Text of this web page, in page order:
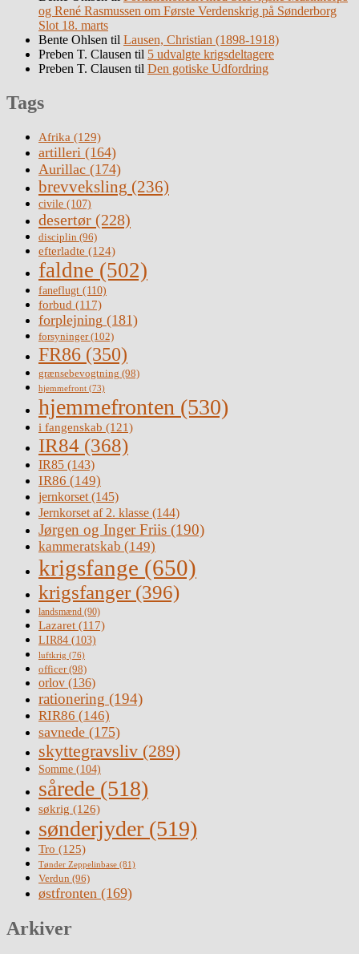
og René Rasmussen om Første Verdenskrig på Sønderborg
Slot 18. marts
Bente Ohlsen til Lausen, Christian (1898-1918)
Preben T. Clausen til 5 udvalgte krigsdeltagere
Preben T. Clausen til Den gotiske Udfordring
Tags
Afrika (129)
artilleri (164)
Aurillac (174)
brevveksling (236)
civile (107)
desertør (228)
disciplin (96)
efterladte (124)
faldne (502)
faneflugt (110)
forbud (117)
forplejning (181)
forsyninger(102)
FR86 (350)
grænsebevogtning (98)
hjemmefront (73)
hjemmefronten (530)
i fangenskab (121)
IR84 (368)
IR85 (143)
IR86 (149)
jernkorset(145)
Jernkorset af 2. klasse (144)
Jørgen og Inger Friis (190)
kammeratskab (149)
krigsfange (650)
krigsfanger (396)
landsmænd (90)
Lazaret (117)
LIR84 (103)
luftkrig (76)
officer(98)
orlov (136)
rationering (194)
RIR86 (146)
savnede (175)
skyttegravsliv (289)
Somme (104)
sårede (518)
søkrig (126)
sønderjyder (519)
Tro (125)
Tønder Zeppelinbase (81)
Verdun (96)
østfronten (169)
Arkiver